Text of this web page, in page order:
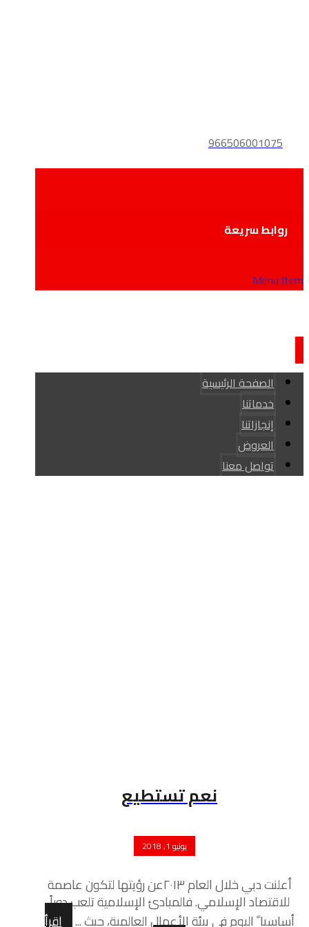
966506001075
روابط سريعة
Menu Item
الصفحة الرئيسية
خدماتنا
إنجازاتنا
العروض
تواصل معنا
نعم تستطيع
يونيو 1, 2018
أعلنت دبي خلال العام ٢٠١٣عن رؤيتها لتكون عاصمة
للاقتصاد الإسلامي. فالمبادئ الإسلامية تلعب دوراً
أساسيا ً اليوم في بيئة الأعمال العالمية، حيث ... اقرأ